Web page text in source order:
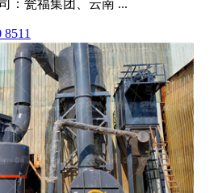
：瓮福集团、云南 ...